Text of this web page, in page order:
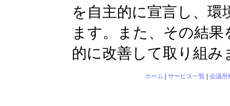
を自主的に宣言し、環
ます。また、その結
的に改善して取り組み
ホーム サービス一覧| 会議所